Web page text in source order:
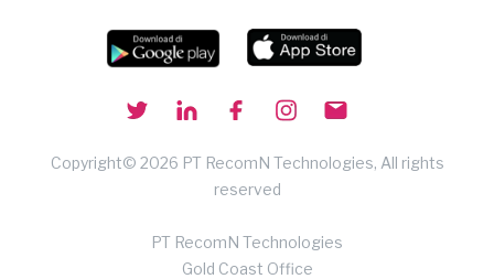
Copyright© 2026 PT RecomN Technologies, All rights
reserved
PT RecomN Technologies
Gold Coast Office